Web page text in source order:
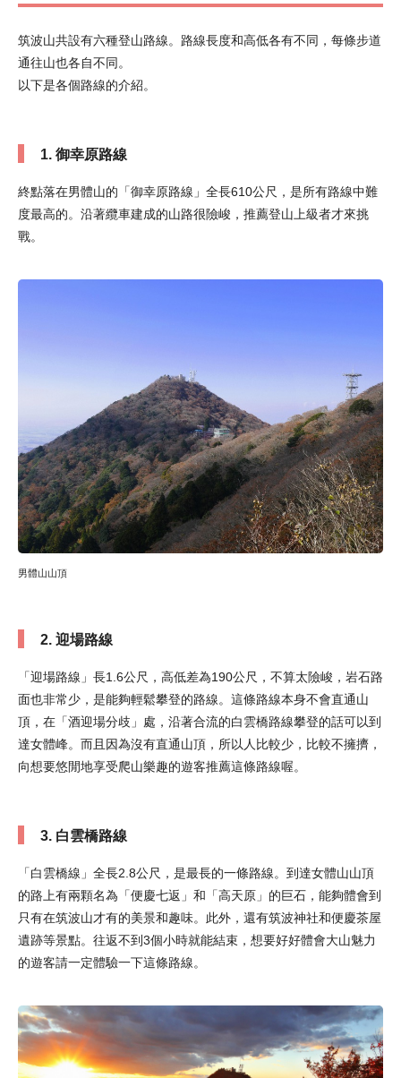
筑波山共設有六種登山路線。路線長度和高低各有不同，每條步道
通往山也各自不同。
以下是各個路線的介紹。
1. 御幸原路線
終點落在男體山的「御幸原路線」全長610公尺，是所有路線中難
度最高的。沿著纜車建成的山路很險峻，推薦登山上級者才來挑
戰。
男體山山頂
2. 迎場路線
「迎場路線」長1.6公尺，高低差為190公尺，不算太險峻，岩石路
面也非常少，是能夠輕鬆攀登的路線。這條路線本身不會直通山
頂，在「酒迎場分歧」處，沿著合流的白雲橋路線攀登的話可以到
達女體峰。而且因為沒有直通山頂，所以人比較少，比較不擁擠，
向想要悠閒地享受爬山樂趣的遊客推薦這條路線喔。
3. 白雲橋路線
「白雲橋線」全長2.8公尺，是最長的一條路線。到達女體山山頂
的路上有兩顆名為「便慶七返」和「高天原」的巨石，能夠體會到
只有在筑波山才有的美景和趣味。此外，還有筑波神社和便慶茶屋
遺跡等景點。往返不到3個小時就能結束，想要好好體會大山魅力
的遊客請一定體驗一下這條路線。